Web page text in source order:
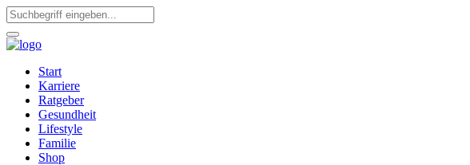
Start
Karriere
Ratgeber
Gesundheit
Lifestyle
Familie
Shop